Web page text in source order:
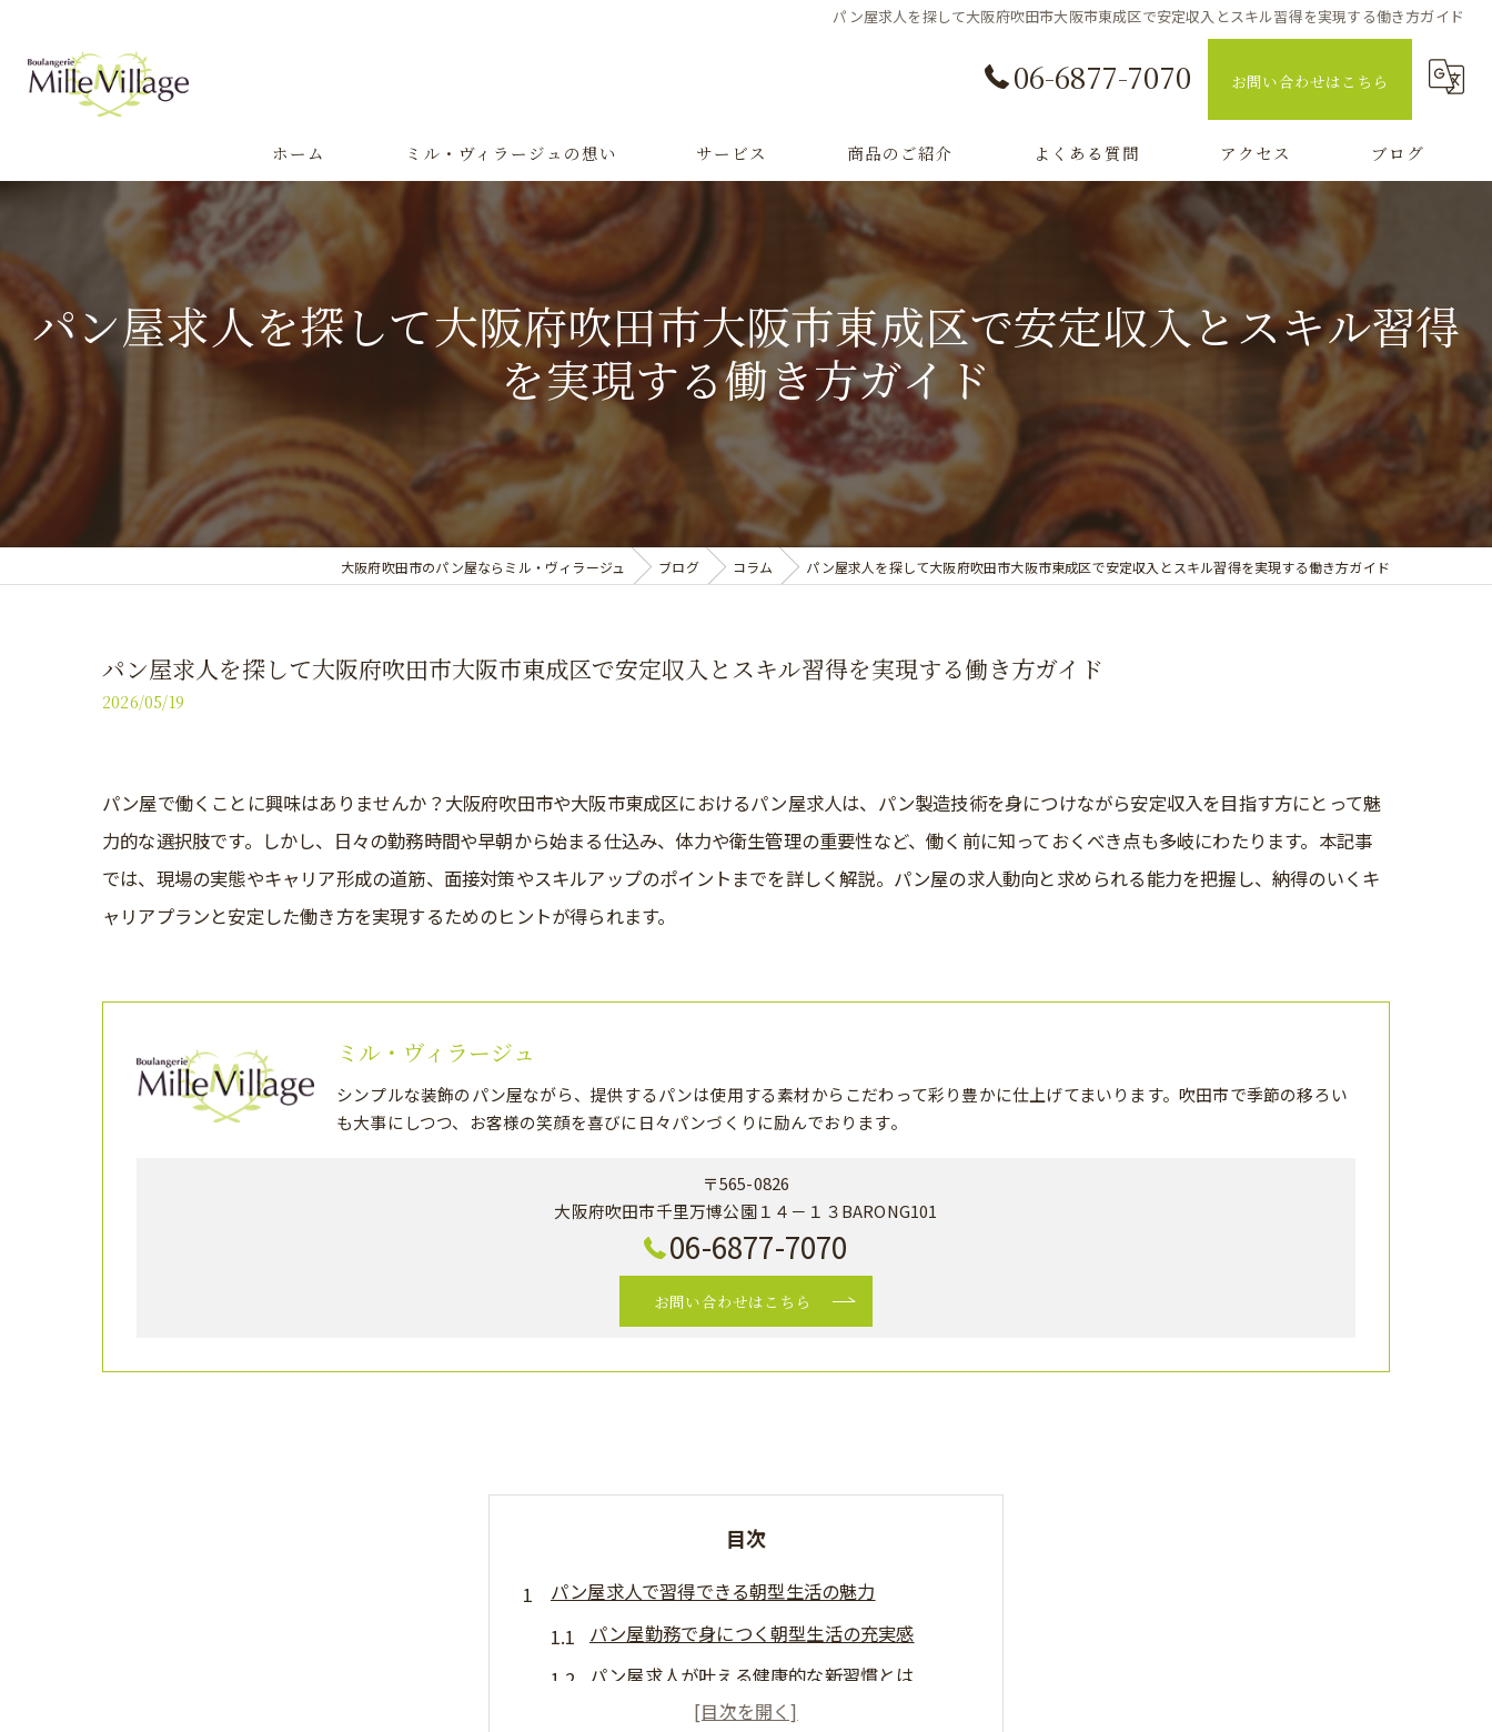
パン屋求人を探して大阪府吹田市大阪市東成区で安定収入とスキル習得を実現する働き方ガイド
06-6877-7070 お問い合わせはこちら
ホーム ミル・ヴィラージュの想い サービス
一升パン
パン教室・パン学校
商品のご紹介 よくある質問 アクセス ブログ
パン屋求人を探して大阪府吹田市大阪市東成区で安定収入とスキル習得
を実現する働き方ガイド
大阪府吹田市のパン屋ならミル・ヴィラージュ ブログ コラム パン屋求人を探して大阪府吹田市大阪市東成区で安定収入とスキル習得を実現する働き方ガイド
パン屋求人を探して大阪府吹田市大阪市東成区で安定収入とスキル習得を実現する働き方ガイド
2026/05/19
パン屋で働くことに興味はありませんか？大阪府吹田市や大阪市東成区におけるパン屋求人は、パン製造技術を身につけながら安定収入を目指す方にとって魅
力的な選択肢です。しかし、日々の勤務時間や早朝から始まる仕込み、体力や衛生管理の重要性など、働く前に知っておくべき点も多岐にわたります。本記事
では、現場の実態やキャリア形成の道筋、面接対策やスキルアップのポイントまでを詳しく解説。パン屋の求人動向と求められる能力を把握し、納得のいくキ
ャリアプランと安定した働き方を実現するためのヒントが得られます。
ミル・ヴィラージュ
シンプルな装飾のパン屋ながら、提供するパンは使用する素材からこだわって彩り豊かに仕上げてまいります。吹田市で季節の移ろい
も大事にしつつ、お客様の笑顔を喜びに日々パンづくりに励んでおります。
〒565-0826
大阪府吹田市千里万博公園１４－１３BARONG101
06-6877-7070
お問い合わせはこちら
目次
パン屋求人で習得できる朝型生活の魅力
パン屋勤務で身につく朝型生活の充実感
パン屋求人が叶える健康的な新習慣とは
朝早いパン屋での仕事が人気な理由